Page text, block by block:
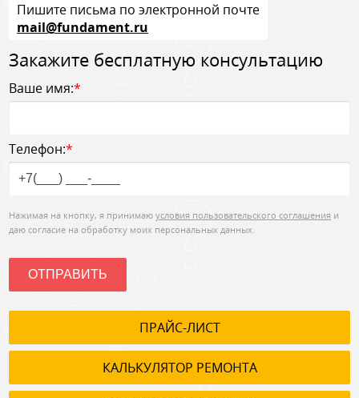
Пишите письма по электронной почте
mail@fundament.ru
Закажите бесплатную консультацию
Ваше имя:*
Телефон:*
Нажимая на кнопку, я принимаю условия пользовательского соглашения и
даю согласие на обработку моих персональных данных.
ОТПРАВИТЬ
ПРАЙС-ЛИСТ
КАЛЬКУЛЯТОР РЕМОНТА